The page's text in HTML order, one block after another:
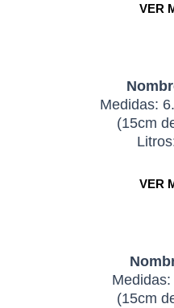
VER
Medidas:
(15cm
VER
(15cm